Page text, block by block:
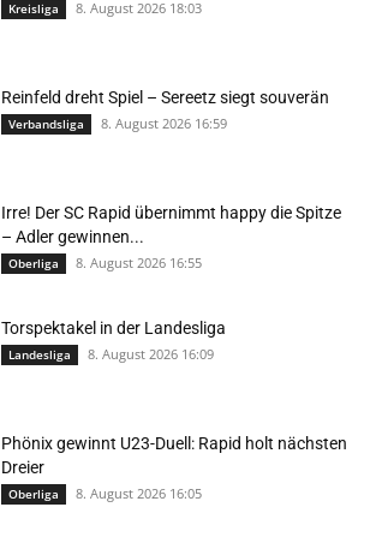
Kreisliga 8. August 2026 18:03
Reinfeld dreht Spiel – Sereetz siegt souverän
Verbandsliga 8. August 2026 16:59
Irre! Der SC Rapid übernimmt happy die Spitze
– Adler gewinnen...
Oberliga 8. August 2026 16:55
Torspektakel in der Landesliga
Landesliga 8. August 2026 16:09
Phönix gewinnt U23-Duell: Rapid holt nächsten
Dreier
Oberliga 8. August 2026 16:05